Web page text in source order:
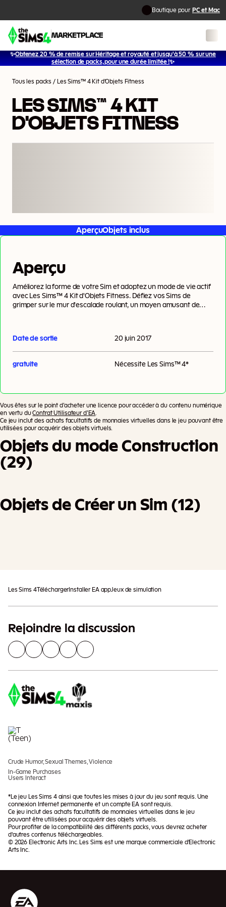
Boutique pour PC et Mac
✨Obtenez 20 % de remise sur Héritage et royauté et jusqu'à 50 % sur une
sélection de packs, pour une durée limitée !✨
1/9
Tous les packs / Les Sims™ 4 Kit d'Objets Fitness
LES SIMS™ 4 KIT
D'OBJETS FITNESS
AperçuObjets inclus
Aperçu
Améliorez la forme de votre Sim et adoptez un mode de vie actif
avec Les Sims™ 4 Kit d'Objets Fitness. Défiez vos Sims de
grimper sur le mur d'escalade roulant, un moyen amusant de
s'inspirant de la nature.
Date de sortie 20 juin 2017
gratuite Nécessite Les Sims™ 4*
Vous êtes sur le point d’acheter une licence pour accéder à du contenu numérique
en vertu duContrat Utilisateur d’EA
Ce jeu inclut des achats facultatifs de monnaies virtuelles dans le jeu pouvant être
utilisées pour acquérir des objets virtuels.
Objets du mode Construction
(29)
Objets de Créer un Sim (12)
Les Sims 4TéléchargerInstaller EA appJeux de simulation
Rejoindre la discussion
Crude Humor, Sexual Themes, Violence
In-Game Purchases
Users Interact
*Le jeu Les Sims 4 ainsi que toutes les mises à jour du jeu sont requis. Une
connexion Internet permanente et un compte EA sont requis.
Ce jeu inclut des achats facultatifs de monnaies virtuelles dans le jeu
pouvant être utilisées pour acquérir des objets virtuels.
Pour profiter de la compatibilité des différents packs, vous devrez acheter
d'autres contenus téléchargeables.
© 2026 Electronic Arts Inc. Les Sims est une marque commerciale d'Electronic
Arts Inc.